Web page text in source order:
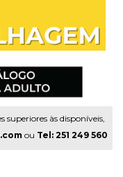
superiores às disponíveis,
ou Tel: 251 249 560